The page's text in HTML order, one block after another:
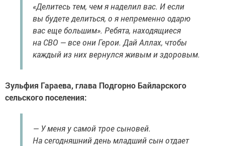
«Делитесь тем, чем я наделил вас. И если
вы будете делиться, о я непременно одарю
вас еще большим». Ребята, находящиеся
на СВО — все они Герои. Дай Аллах, чтобы
каждый из них вернулся живым и здоровым.
Зульфия Гараева, глава Подгорно Байларского
сельского поселения:
— У меня у самой трое сыновей.
На сегодняшний день младший сын отдает